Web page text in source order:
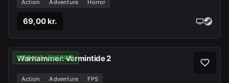
Action Adventure Horror
69,00 kr.
INSTANT LEVERING
Warhammer: Vermintide 2
Action Adventure FPS